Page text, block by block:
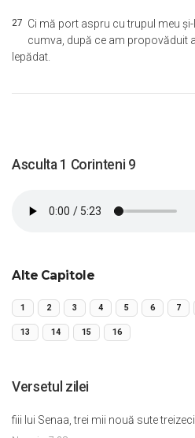
27 Ci mă port aspru cu trupul meu
cumva, după ce am propovăduit
lepădat.
Asculta 1 Corinteni 9
Alte Capitole
1 2 3 4 5 6 7
13 14 15 16
Versetul zilei
fiii lui Senaa, trei mii nouă sute treizeci.